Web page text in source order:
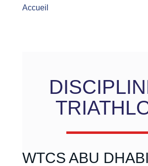
Accueil
WTCS ABU DHABI